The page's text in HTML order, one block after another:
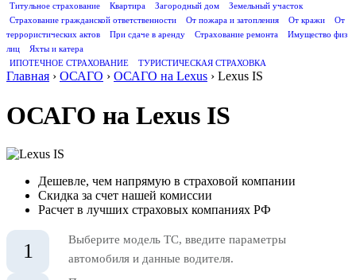
Титульное страхование
Квартира Загородный дом
Земельный участок
Страхование гражданской ответственности
От пожара и затопления От кражи
От
террористических актов
При сдаче в аренду Страхование ремонта
Имущество физ
лиц
Яхты и катера
ИПОТЕЧНОЕ СТРАХОВАНИЕ
ТУРИСТИЧЕСКАЯ СТРАХОВКА
Главная › ОСАГО › ОСАГО на Lexus › Lexus IS
ОСАГО на Lexus IS
Дешевле, чем напрямую в страховой компании
Скидка за счет нашей комиссии
Расчет в лучших страховых компаниях РФ
1
Выберите модель ТС, введите параметры
автомобиля и данные водителя.